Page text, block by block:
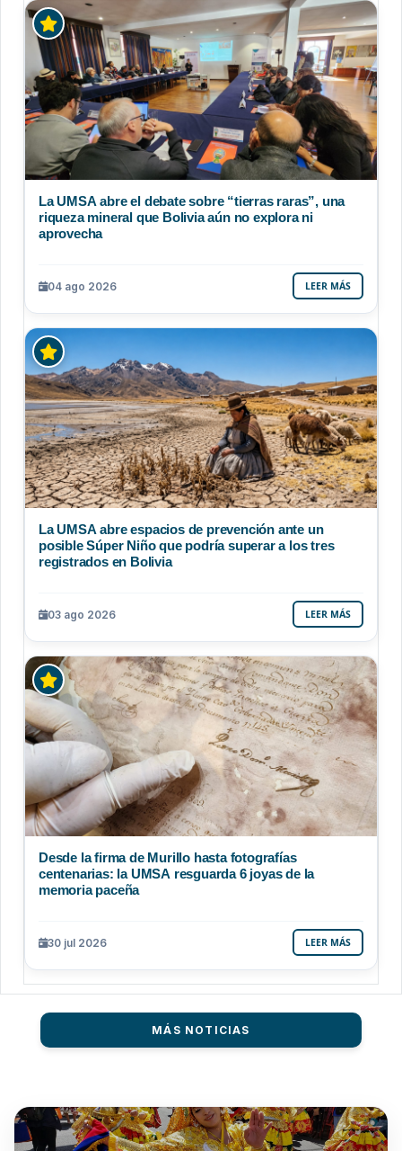
La UMSA abre el debate sobre “tierras raras”, una
riqueza mineral que Bolivia aún no explora ni
aprovecha
04 ago 2026 LEER MÁS
La UMSA abre espacios de prevención ante un
posible Súper Niño que podría superar a los tres
registrados en Bolivia
03 ago 2026 LEER MÁS
Desde la firma de Murillo hasta fotografías
centenarias: la UMSA resguarda 6 joyas de la
memoria paceña
30 jul 2026 LEER MÁS
MÁS NOTICIAS